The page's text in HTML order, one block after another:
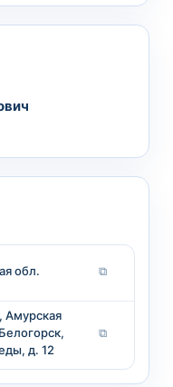
обл. ⧉
Амурская
д. 12
⧉